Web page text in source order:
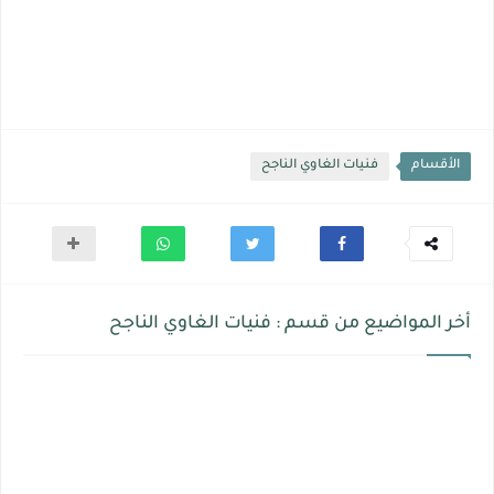
الأقسام فنيات الغاوي الناجح
أخر المواضيع من قسم : فنيات الغاوي الناجح